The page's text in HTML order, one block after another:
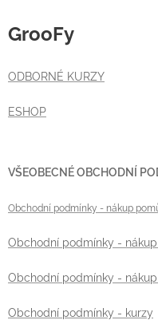
GrooFy
ODBORNÉ KURZY
ESHOP
VŠEOBECNÉ OBCHODNÍ
Obchodní podmínky - nákup
Obchodní podmínky -
Obchodní podmínky -
Obchodní podmínky - kurzy